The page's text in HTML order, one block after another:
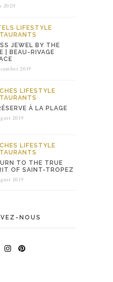
2020
LIFESTYLE
JEWEL BY THE
| BEAU-RIVAGE
2019
LIFESTYLE
À LA PLAGE
2019
LIFESTYLE
TO THE TRUE
OF SAINT-TROPEZ
2019
NOUS